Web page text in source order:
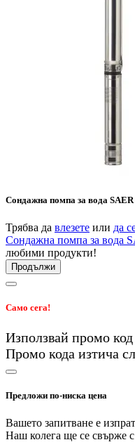
Сондажна помпа за вода
Трябва да влезете или да
Сондажна помпа за вода
любими продукти!
Продължи
Само сега!
Използвай промо код
Промо кода изтича
Предложи по-ниска цена
Вашето запитване е
Наш колега ще се свърже